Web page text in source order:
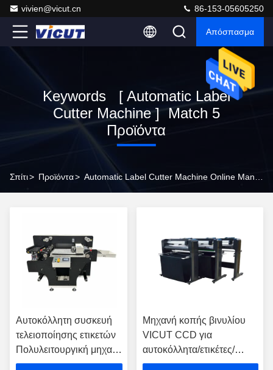
vivien@vicut.cn 86-153-05605250
Απόσπασμα
Keywords [ Automatic Label
Cutter Machine ] Match 5
Προϊόντα
Σπίτι> Προϊόντα>
Αυτοκόλλητη συσκευή
τελειοποίησης ετικετών
Πολυλειτουργική μηχανή
κοπής χαρτιού
Μηχανή κοπής βινυλίου
VICUT CCD για
αυτοκόλλητα/ετικέτες/
κολλητικό χαρτί/